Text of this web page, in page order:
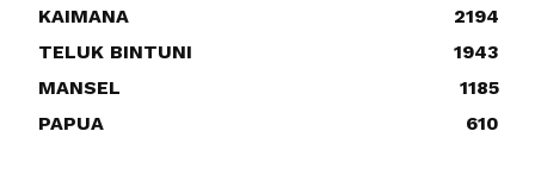
KAIMANA
2194
TELUK BINTUNI
1943
MANSEL
1185
PAPUA
610